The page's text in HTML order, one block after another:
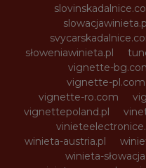
słoweniawinieta.pl
vignette-
vignette-pl.com
vignette-ro.com
vignettepoland.pl
winieta-austria.pl
winieta-